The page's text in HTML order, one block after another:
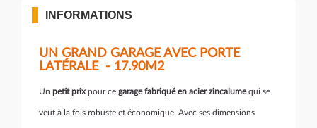
INFORMATIONS
UN GRAND GARAGE AVEC PORTE
LATÉRALE - 17.90M2
Un petit prixpour ce garage fabriqué en acier zincalumequi se
veut à la fois robuste et économique. Avec ses dimensions